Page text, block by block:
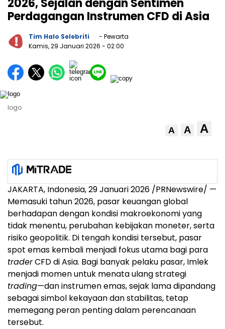
2026, Sejalan dengan Sentimen
Perdagangan Instrumen CFD di Asia
Tim Halo Selebriti
- Pewarta
Kamis, 29 Januari 2026 - 02:00
logo
A A A
JAKARTA, Indonesia, 29 Januari 2026 /PRNewswire/ —
Memasuki tahun 2026, pasar keuangan global
berhadapan dengan kondisi makroekonomi yang
tidak menentu, perubahan kebijakan moneter, serta
risiko geopolitik. Di tengah kondisi tersebut, pasar
spot emas kembali menjadi fokus utama bagi para
traderCFD di Asia. Bagi banyak pelaku pasar, Imlek
menjadi momen untuk menata ulang strategi
trading—dan instrumen emas, sejak lama dipandang
sebagai simbol kekayaan dan stabilitas, tetap
memegang peran penting dalam perencanaan
tersebut.